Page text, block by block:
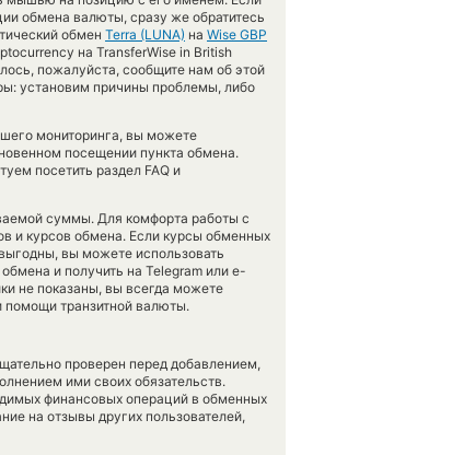
обмена валюты, сразу же обратитесь
обмен Terra (LUNA) на Wise GBP
на TransferWise in British
пожалуйста, сообщите нам об этой
установим причины проблемы, либо
мониторинга, вы можете
посещении пункта обмена.
посетить раздел FAQ и
суммы. Для комфорта работы с
и курсов обмена. Если курсы обменных
вы можете использовать
и получить на Telegram или e-
не показаны, вы всегда можете
помощи транзитной валюты.
проверен перед добавлением,
ими своих обязательств.
финансовых операций в обменных
на отзывы других пользователей,